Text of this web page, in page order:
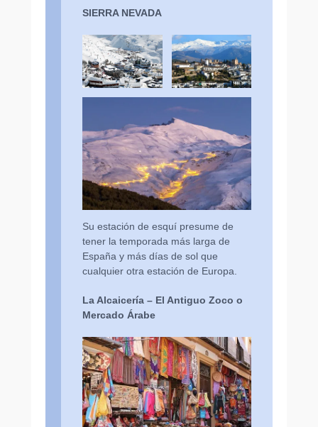
SIERRA NEVADA
Su estación de esquí presume de
tener la temporada más larga de
España y más días de sol que
cualquier otra estación de Europa.
La Alcaicería – El Antiguo Zoco o
Mercado Árabe